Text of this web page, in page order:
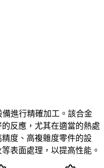
備進行精確加工。該合金
反應，尤其在適當的熱處
度、高複雜度零件的設
表面處理，以提高性能。